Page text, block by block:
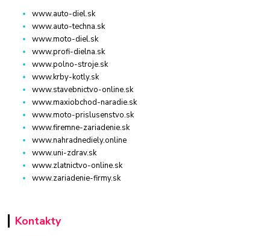
www.auto-diel.sk
www.auto-techna.sk
www.moto-diel.sk
www.profi-dielna.sk
www.polno-stroje.sk
www.krby-kotly.sk
www.stavebnictvo-online.sk
www.maxiobchod-naradie.sk
www.moto-prislusenstvo.sk
www.firemne-zariadenie.sk
www.nahradnediely.online
www.uni-zdrav.sk
www.zlatnictvo-online.sk
www.zariadenie-firmy.sk
Kontakty